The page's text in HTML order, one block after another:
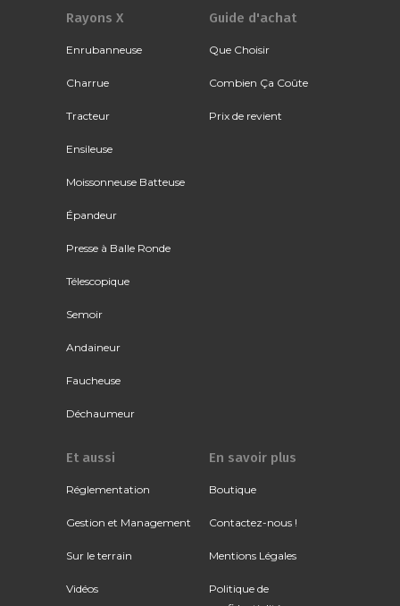
Rayons X
Enrubanneuse
Charrue
Tracteur
Ensileuse
Moissonneuse Batteuse
Épandeur
Presse à Balle Ronde
Télescopique
Semoir
Andaineur
Faucheuse
Déchaumeur
Guide d'achat
Que Choisir
Combien Ça Coûte
Prix de revient
Et aussi
Réglementation
Gestion et Management
Sur le terrain
Vidéos
En savoir plus
Boutique
Contactez-nous !
Mentions Légales
Politique de